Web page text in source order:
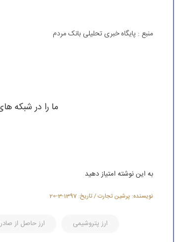
منبع : پایگاه خبری تحلیلی بانک مردم
ما را در شبکه
به این نوشته امتیاز دهید
نویسنده: پرشین تجارت / تاریخ: 1397-3-20
ارز پتروشیمی ارز حاصل از